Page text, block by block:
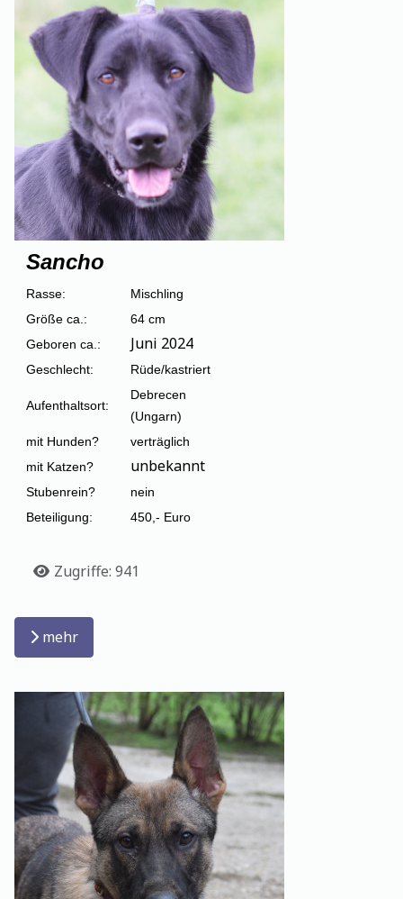
Sancho
Rasse:
Mischling
Größe ca.:
64 cm
Geboren ca.:
Juni 2024
Geschlecht: Rüde/kastriert
Aufenthaltsort:
Debrecen
(Ungarn)
mit Hunden?
verträglich
mit Katzen?
unbekannt
Stubenrein?
nein
Beteiligung:
450,- Euro
Details
Zugriffe: 941
mehr